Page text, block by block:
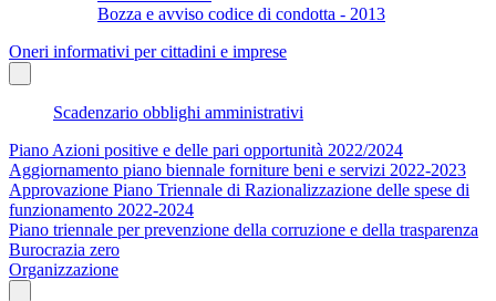
Bozza e avviso codice di condotta - 2013
Oneri informativi per cittadini e imprese
Scadenzario obblighi amministrativi
Piano Azioni positive e delle pari opportunità 2022/2024
Aggiornamento piano biennale forniture beni e servizi 2022-2023
Approvazione Piano Triennale di Razionalizzazione delle spese di
funzionamento 2022-2024
Piano triennale per prevenzione della corruzione e della trasparenza
Burocrazia zero
Organizzazione